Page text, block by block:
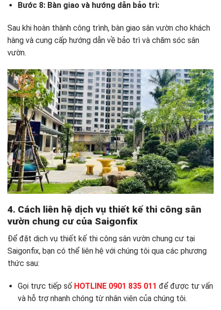
Bước 8: Bàn giao và hướng dẫn bảo trì:
Sau khi hoàn thành công trình, bàn giao sân vườn cho khách
hàng và cung cấp hướng dẫn về bảo trì và chăm sóc sân
vườn.
4. Cách liên hệ dịch vụ thiết kế thi công sân
vườn chung cư của Saigonfix
Để đặt dịch vụ thiết kế thi công sân vườn chung cư tại
Saigonfix, bạn có thể liên hệ với chúng tôi qua các phương
thức sau:
Gọi trực tiếp số HOTLINE 0901 835 011 để được tư vấn
và hỗ trợ nhanh chóng từ nhân viên của chúng tôi.